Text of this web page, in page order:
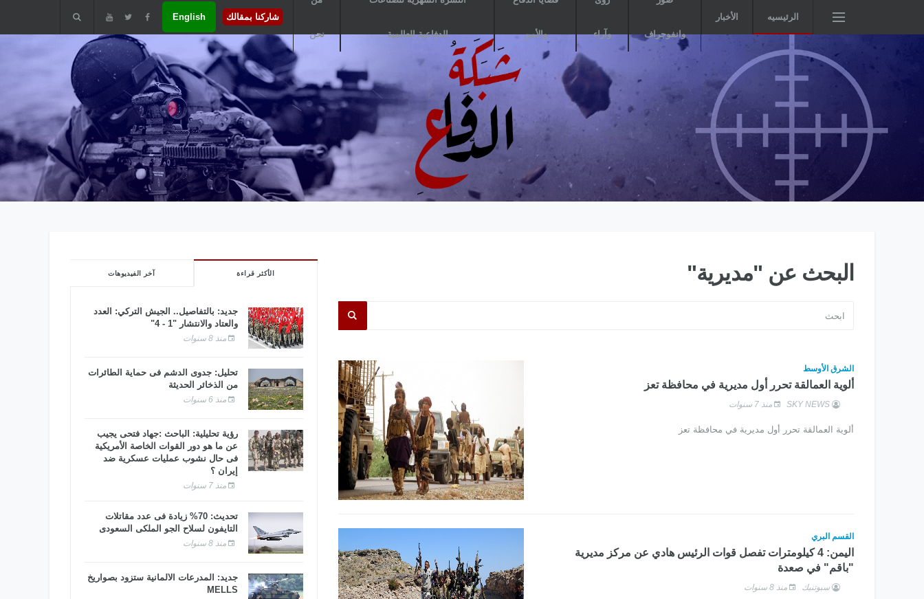
الرئيسيه الأخبار
وانفوجراف وآراء والأمن الدفاعية العالمية نحن
شاركنا بمقالك English
البحث عن "مديرية"
الشرق الأوسط
ألوية العمالقة تحرر أول مديرية في محافظة تعز
SKY NEWS منذ 7 سنوات
ألوية العمالقة تحرر أول مديرية في محافظة تعز
القسم البري
اليمن: 4 كيلومترات تفصل قوات الرئيس هادي عن مركز مديرية
"باقم" في صعدة
سبوتنيك منذ 8 سنوات
الأكثر قراءة آخر الفيديوهات
جديد: بالتفاصيل.. الجيش التركي: العدد
والعتاد والانتشار "1 - 4"
منذ 8 سنوات
تحليل: جدوى الدشم فى حماية الطائرات
من الذخائر الحديثة
منذ 6 سنوات
رؤية تحليلية: الباحث :جهاد فتحى يجيب
عن ما هو دور القوات الخاصة الأمريكية
فى حال نشوب عمليات عسكرية ضد
إيران ؟
منذ 7 سنوات
تحديث: 70% زيادة فى عدد مقاتلات
التايفون لسلاح الجو الملكى السعودى
منذ 8 سنوات
جديد: المدرعات الألمانية ستزود بصواريخ
MELLS